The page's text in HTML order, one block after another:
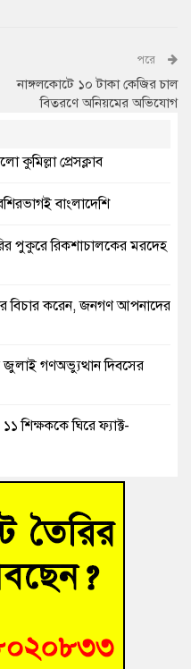
পরে
নাঙ্গলকোটে ১০ টাকা কেজির চাল
বিতরণে অনিয়মের অভিযোগ
কুমিল্লা প্রেসক্লাব
বাংলাদেশি
পুকুরে রিকশাচালকের মরদেহ
বিচার করেন, জনগণ আপনাদের
জুলাই গণঅভ্যুত্থান দিবসের
শিক্ষককে ঘিরে ফ্যাক্ট-
র‍্যালি ও সংবর্ধনা
সদস্য হাফিজুর রহমান
ক্যান্টিনে অবরুদ্ধ জবি